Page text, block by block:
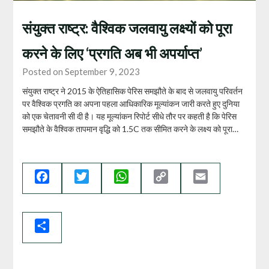
संयुक्त राष्ट्र: वैश्विक जलवायु लक्ष्यों को पूरा
करने के लिए ‘प्रगति अब भी अपर्याप्त’
Posted on September 9, 2023
संयुक्त राष्ट्र ने 2015 के ऐतिहासिक पेरिस समझौते के बाद से जलवायु परिवर्तन
पर वैश्विक प्रगति का अपना पहला आधिकारिक मूल्यांकन जारी करते हुए दुनिया
को एक चेतावनी सी दी है। यह मूल्यांकन रिपोर्ट सीधे तौर पर कहती है कि पेरिस
समझौते के वैश्विक तापमान वृद्धि को 1.5C तक सीमित करने के लक्ष्य को पूरा…
Facebook Twitter WhatsApp
Link